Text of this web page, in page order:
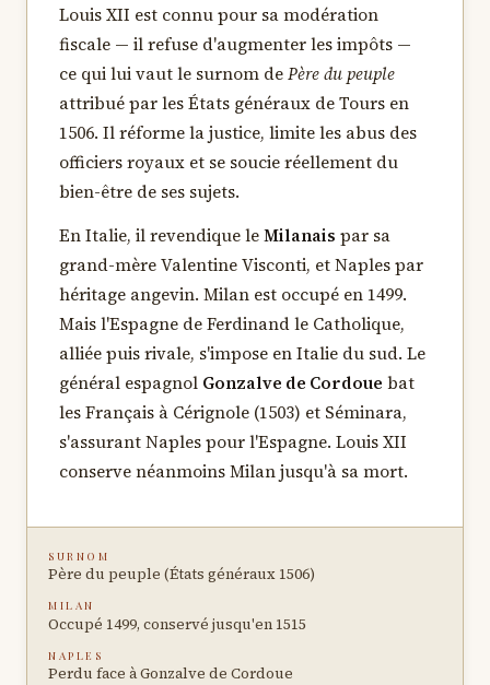
Louis XII est connu pour sa modération
fiscale — il refuse d'augmenter les impôts —
ce qui lui vaut le surnom dePère du peuple
attribué par les États généraux de Tours en
1506. Il réforme la justice, limite les abus des
officiers royaux et se soucie réellement du
bien-être de ses sujets.
En Italie, il revendique leMilanais par sa
grand-mère Valentine Visconti, et Naples par
héritage angevin. Milan est occupé en 1499.
Mais l'Espagne de Ferdinand le Catholique,
alliée puis rivale, s'impose en Italie du sud. Le
général espagnol Gonzalve de Cordoue bat
les Français à Cérignole (1503) et Séminara,
s'assurant Naples pour l'Espagne. Louis XII
conserve néanmoins Milan jusqu'à sa mort.
SURNOM
Père du peuple (États généraux 1506)
MILAN
Occupé 1499, conservé jusqu'en 1515
NAPLES
Perdu face à Gonzalve de Cordoue